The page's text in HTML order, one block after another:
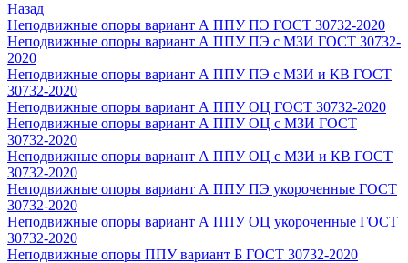
Назад
Неподвижные опоры вариант А ППУ ПЭ ГОСТ 30732-2020
Неподвижные опоры вариант А ППУ ПЭ с МЗИ ГОСТ 30732-
2020
Неподвижные опоры вариант А ППУ ПЭ с МЗИ и КВ ГОСТ
30732-2020
Неподвижные опоры вариант А ППУ ОЦ ГОСТ 30732-2020
Неподвижные опоры вариант А ППУ ОЦ с МЗИ ГОСТ
30732-2020
Неподвижные опоры вариант А ППУ ОЦ с МЗИ и КВ ГОСТ
30732-2020
Неподвижные опоры вариант А ППУ ПЭ укороченные ГОСТ
30732-2020
Неподвижные опоры вариант А ППУ ОЦ укороченные ГОСТ
30732-2020
Неподвижные опоры ППУ вариант Б ГОСТ 30732-2020